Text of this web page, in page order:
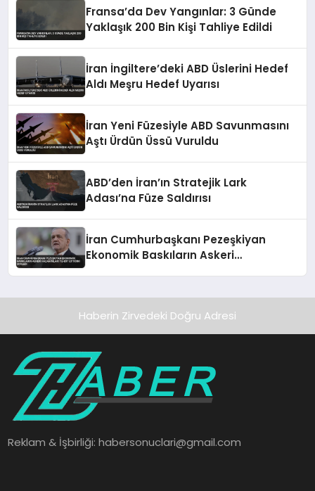
Fransa’da Dev Yangınlar: 3 Günde
Yaklaşık 200 Bin Kişi Tahliye Edildi
İran İngiltere’deki ABD Üslerini Hedef
Aldı Meşru Hedef Uyarısı
İran Yeni Füzesiyle ABD Savunmasını
Aştı Ürdün Üssü Vuruldu
ABD’den İran’ın Stratejik Lark
Adası’na Füze Saldırısı
İran Cumhurbaşkanı Pezeşkiyan
Ekonomik Baskıların Askeri
Haberin Zirvedeki Doğru Adresi
Reklam & İşbirliği:habersonuclari@gmail.com